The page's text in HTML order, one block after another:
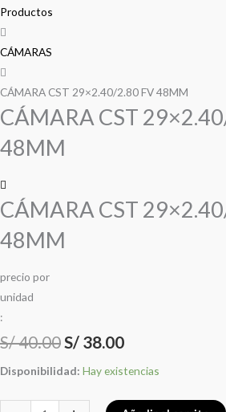
Productos
CÁMARAS
CÁMARA CST 29×2.40/2.80 FV 48MM
CÁMARA CST
48MM
CÁMARA CST
48MM
precio por
unidad
:
S/40.00
S/ 40.00.
S/ 38.00
S/ 38.00.
Disponibilidad: Hay existencias
29x2.40/2.80
FV
48MM
cantidad
S/ 40.00.S/ 38.00.